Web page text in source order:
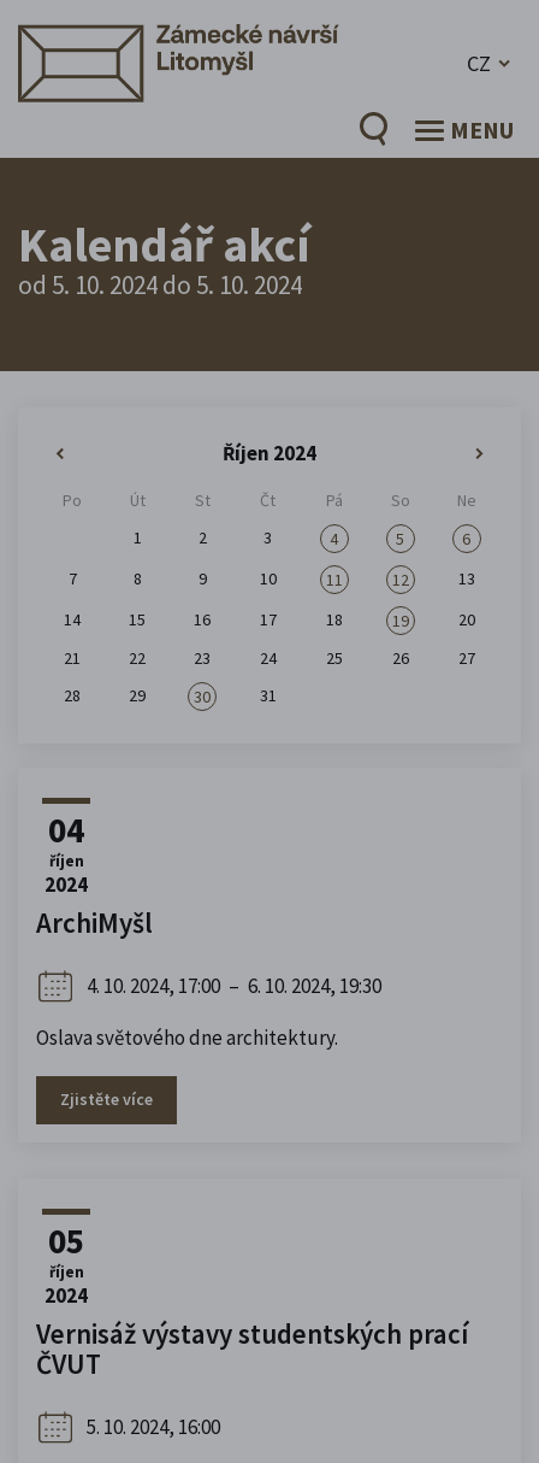
CZ
MENU
Kalendář akcí
od 5. 10. 2024 do 5. 10. 2024
Říjen 2024
Po Út St Čt Pá So
Ne
1
2 3 4 5
6
7
8 9 10 11 12
13
14
15 16 17 18 19
20
21
22 23 24 25 26
27
28
29 30 31
04
říjen
2024
ArchiMyšl
4. 10. 2024, 17:00 – 6. 10. 2024, 19:30
Oslava světového dne architektury.
Zjistěte více
05
říjen
2024
Vernisáž výstavy studentských prací
ČVUT
5. 10. 2024, 16:00